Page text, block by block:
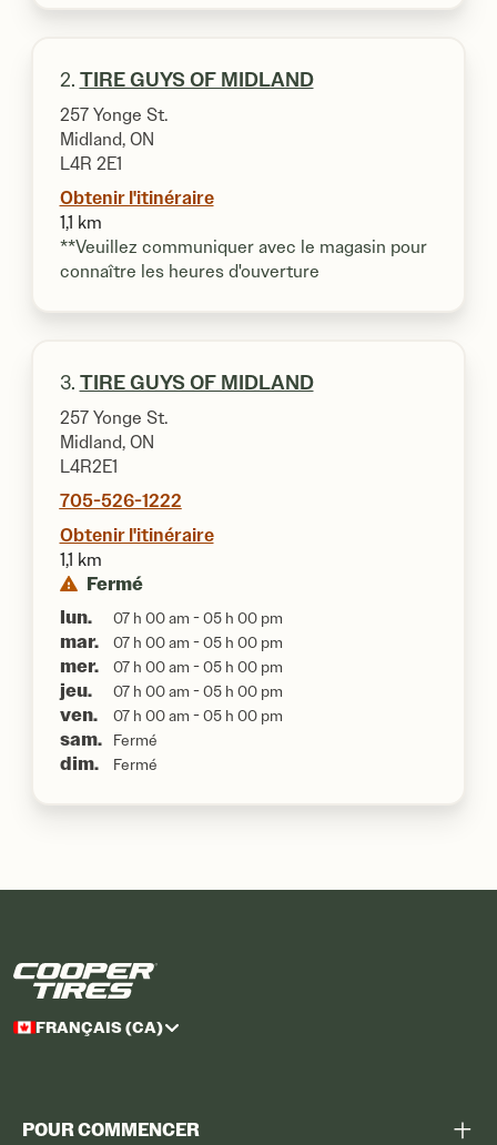
2. TIRE GUYS OF MIDLAND
257 Yonge St.
Midland, ON
L4R 2E1
Obtenir l'itinéraire
1,1 km
**Veuillez communiquer avec le magasin pour
connaître les heures d'ouverture
3. TIRE GUYS OF MIDLAND
257 Yonge St.
Midland, ON
L4R2E1
705-526-1222
Obtenir l'itinéraire
1,1 km
Fermé
lun.
07 h 00 am - 05 h 00 pm
mar. 07 h 00 am - 05 h 00 pm
mer. 07 h 00 am - 05 h 00 pm
jeu. 07 h 00 am - 05 h 00 pm
ven. 07 h 00 am - 05 h 00 pm
sam. Fermé
dim. Fermé
FRANÇAIS (CA)
POUR COMMENCER